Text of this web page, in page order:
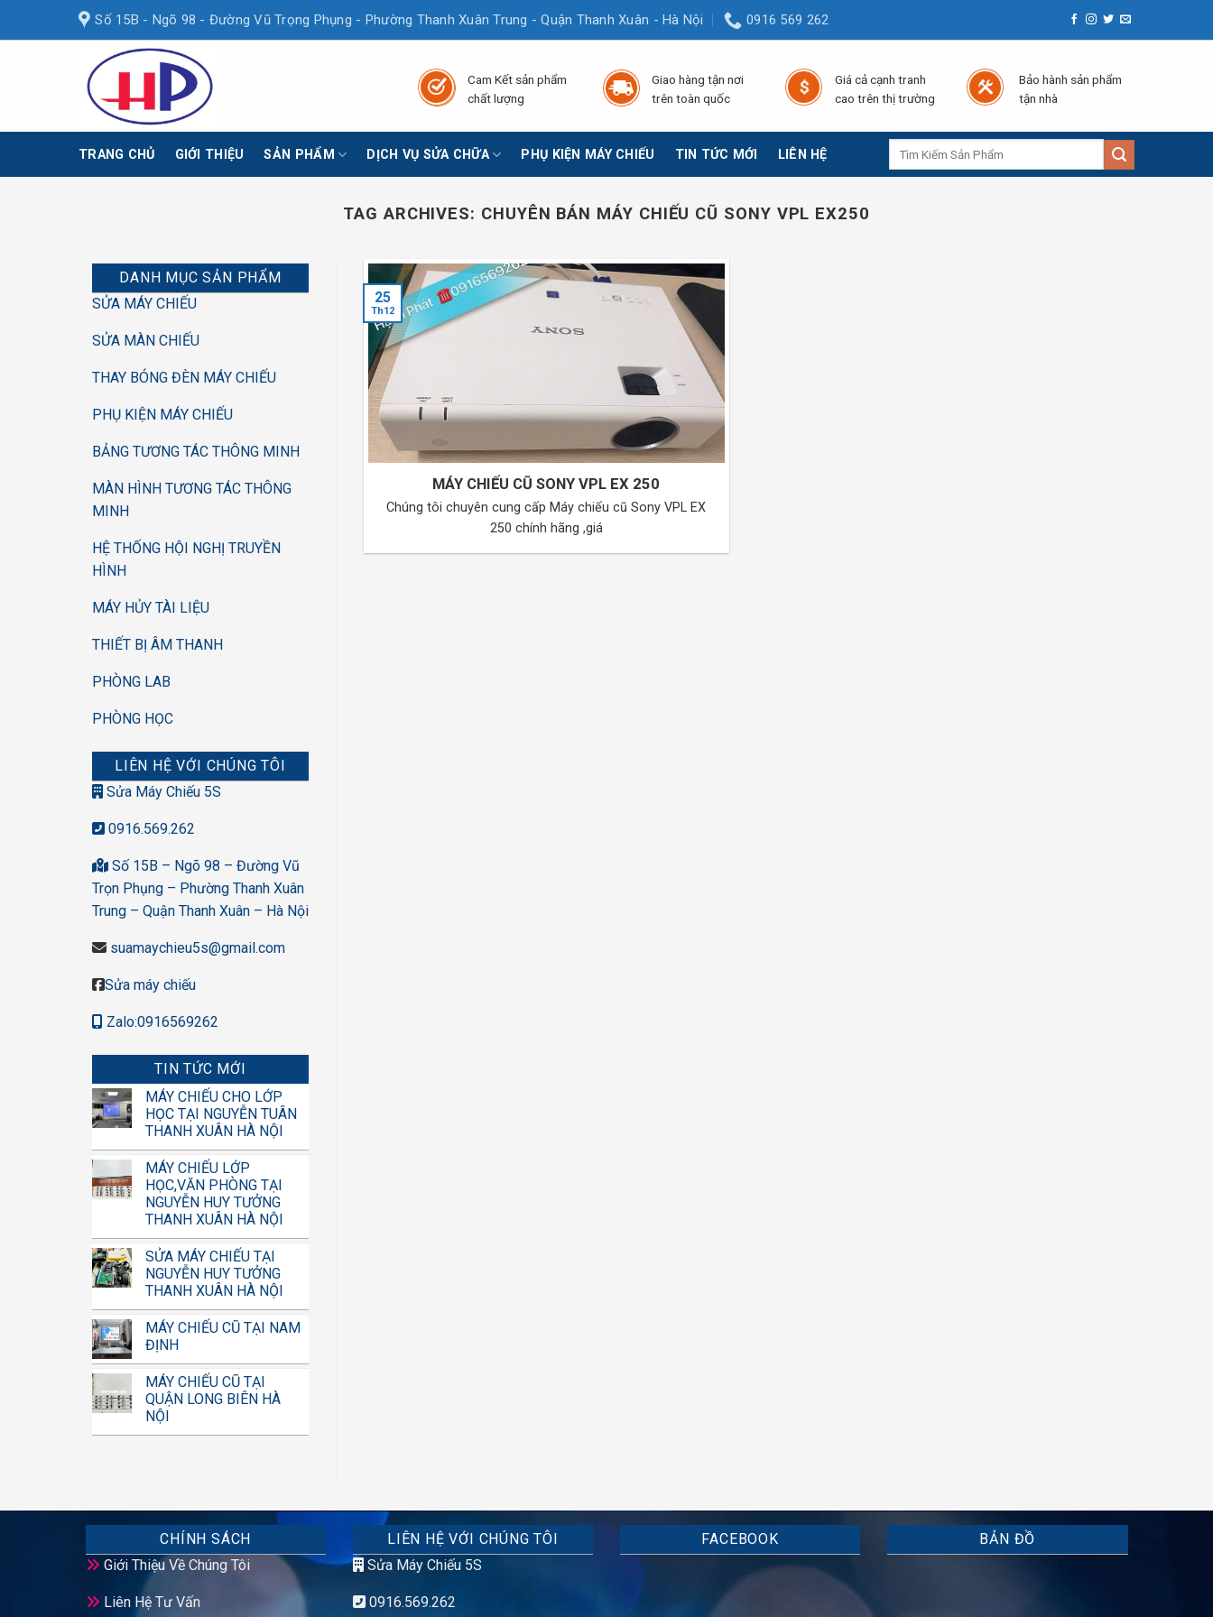
Số 15B - Ngõ 98 - Đường Vũ Trọng Phụng - Phường Thanh Xuân Trung - Quận Thanh Xuân - Hà Nội 0916 569 262
Cam Kết sản phẩm
chất lượng
Giao hàng tận nơi
trên toàn quốc
Giá cả cạnh tranh
cao trên thị trường
Bảo hành sản phẩm
tận nhà
TRANG CHỦ GIỚI THIỆU SẢN PHẨM DỊCH VỤ SỬA CHỮA PHỤ KIỆN MÁY CHIẾU TIN TỨC MỚI LIÊN HỆ
TAG ARCHIVES: CHUYÊN BÁN MÁY CHIẾU CŨ SONY VPL EX250
DANH MỤC SẢN PHẨM
SỬA MÁY CHIẾU
SỬA MÀN CHIẾU
THAY BÓNG ĐÈN MÁY CHIẾU
PHỤ KIỆN MÁY CHIẾU
BẢNG TƯƠNG TÁC THÔNG MINH
MÀN HÌNH TƯƠNG TÁC THÔNG
MINH
HỆ THỐNG HỘI NGHỊ TRUYỀN
HÌNH
MÁY HỦY TÀI LIỆU
THIẾT BỊ ÂM THANH
PHÒNG LAB
PHÒNG HỌC
LIÊN HỆ VỚI CHÚNG TÔI
Sửa Máy Chiếu 5S
0916.569.262
Số 15B – Ngõ 98 – Đường Vũ
Trọn Phụng – Phường Thanh Xuân
Trung – Quận Thanh Xuân – Hà Nội
suamaychieu5s@gmail.com
Sửa máy chiếu
Zalo:0916569262
TIN TỨC MỚI
MÁY CHIẾU CHO LỚP
HỌC TẠI NGUYỄN TUÂN
THANH XUÂN HÀ NỘI
MÁY CHIẾU LỚP
HỌC,VĂN PHÒNG TẠI
NGUYỄN HUY TƯỞNG
THANH XUÂN HÀ NỘI
SỬA MÁY CHIẾU TẠI
NGUYỄN HUY TƯỞNG
THANH XUÂN HÀ NỘI
MÁY CHIẾU CŨ TẠI NAM
ĐỊNH
MÁY CHIẾU CŨ TẠI
QUẬN LONG BIÊN HÀ
NỘI
MÁY CHIẾU CŨ SONY VPL EX 250
Chúng tôi chuyên cung cấp Máy chiếu cũ Sony VPL EX
250 chính hãng ,giá
25
Th12
CHÍNH SÁCH
Giới Thiệu Về Chúng Tôi
Liên Hệ Tư Vấn
LIÊN HỆ VỚI CHÚNG TÔI
Sửa Máy Chiếu 5S
0916.569.262
FACEBOOK BẢN ĐỒ